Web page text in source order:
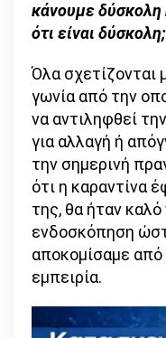
κάνουμε δύσκολη
ότι είναι δύσκολη;
Όλα σχετίζονται
γωνία από την
να αντιληφθεί
για αλλαγή ή
την σημερινή
ότι η καραντίνα
της, θα ήταν καλό
ενδοσκόπηση
αποκομίσαμε
εμπειρία.